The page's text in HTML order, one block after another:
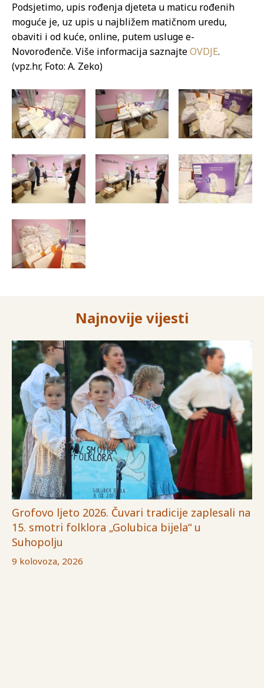
Podsjetimo, upis rođenja djeteta u maticu rođenih
moguće je, uz upis u najbližem matičnom uredu,
obaviti i od kuće, online, putem usluge e-
Novorođenče. Više informacija saznajteOVDJE.
(vpz.hr, Foto: A. Zeko)
Najnovije vijesti
Grofovo ljeto 2026. Čuvari tradicije zaplesali na
15. smotri folklora „Golubica bijela“ u
Suhopolju
9 kolovoza, 2026